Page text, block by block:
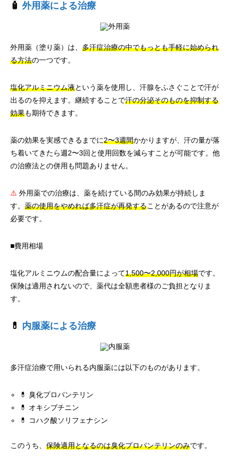
🧴 外用薬による治療
外用薬（塗り薬）は、 多汗症治療の中でもっとも手軽に始められ
る方法の一つです。
塩化アルミニウム液という薬を使用し、汗腺をふさぐことで汗が
出るのを抑えます。継続することで汗の分泌そのものを抑制する
効果も期待できます。
薬の効果を実感できるまでに2〜3週間かかりますが、汗の量が落
ち着いてきたら週2〜3回と使用回数を減らすことが可能です。他
の治療法との併用も問題ありません。
⚠️ 外用薬での治療は、薬を続けている間のみ効果が持続しま
す。 薬の使用をやめれば多汗症が再発することがあるので注意が
必要です。
■費用相場
塩化アルミニウムの配合量によって1,500〜2,000円が相場です。
保険は適用されないので、薬代は全額患者様のご負担となりま
す。
💊 内服薬による治療
多汗症治療で用いられる内服薬には以下のものがあります。
💊 臭化プロパンテリン
💊 オキシブチニン
💊 コハク酸ソリフェナシン
このうち、 保険適用となるのは臭化プロパンテリンのみです。